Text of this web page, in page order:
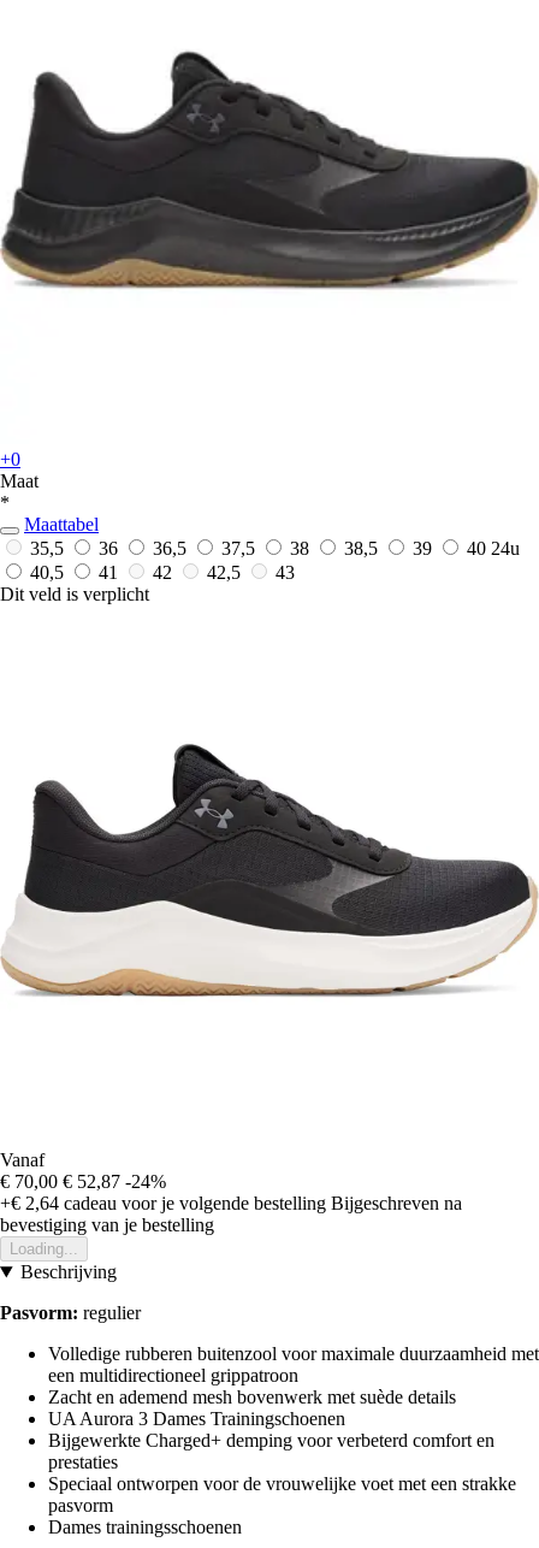
+0
Maat
*
Maattabel
35,5
36 36,5 37,5 38 38,5 39 40 24u
40,5
41 42 42,5
43
Dit veld is verplicht
Vanaf
€ 70,00 € 52,87 -24%
+€ 2,64 cadeau voor je volgende bestelling Bijgeschreven na
bevestiging van je bestelling
Loading...
Beschrijving
Pasvorm: regulier
Volledige rubberen buitenzool voor maximale duurzaamheid met
een multidirectioneel grippatroon
Zacht en ademend mesh bovenwerk met suède details
UA Aurora 3 Dames Trainingschoenen
Bijgewerkte Charged+ demping voor verbeterd comfort en
prestaties
Speciaal ontworpen voor de vrouwelijke voet met een strakke
pasvorm
Dames trainingsschoenen